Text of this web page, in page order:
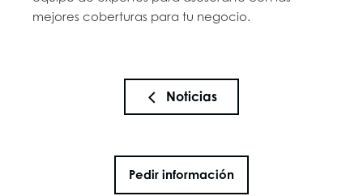
mejores coberturas para tu negocio.
Noticias
Pedir información